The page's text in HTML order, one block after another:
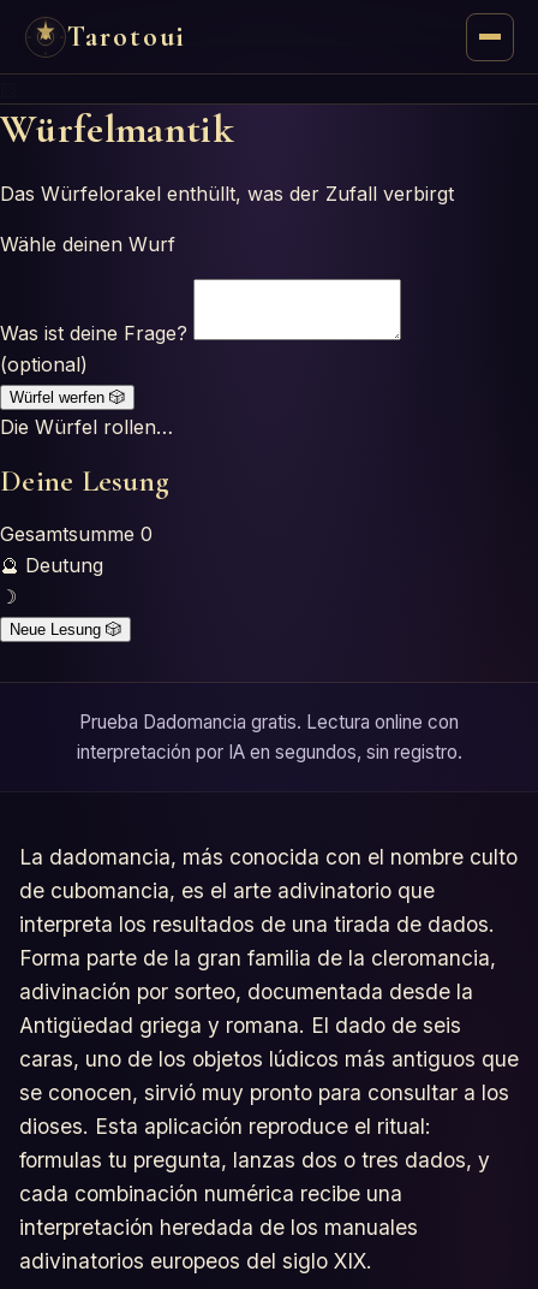
Tarotoui
Tarot
Oráculos
Astrología
Numerología
Horóscopos
Tests
Glosario
Würfelmantik
Das Würfelorakel enthüllt, was der Zufall verbirgt
Wähle deinen Wurf
Was ist deine Frage?
(optional)
Würfel werfen 🎲
Die Würfel rollen…
Deine Lesung
Gesamtsumme 0
🔮 Deutung
☽
Neue Lesung 🎲
Prueba Dadomancia gratis. Lectura online con
interpretación por IA en segundos, sin registro.
La dadomancia, más conocida con el nombre culto
de cubomancia, es el arte adivinatorio que
interpreta los resultados de una tirada de dados.
Forma parte de la gran familia de la cleromancia,
adivinación por sorteo, documentada desde la
Antigüedad griega y romana. El dado de seis
caras, uno de los objetos lúdicos más antiguos que
se conocen, sirvió muy pronto para consultar a los
dioses. Esta aplicación reproduce el ritual:
formulas tu pregunta, lanzas dos o tres dados, y
cada combinación numérica recibe una
interpretación heredada de los manuales
adivinatorios europeos del siglo XIX.